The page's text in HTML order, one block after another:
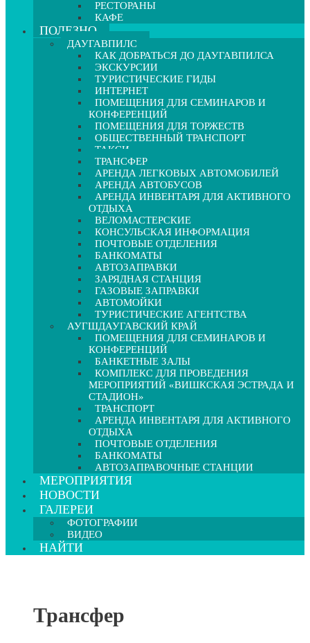
РЕСТОРАНЫ
КАФЕ
ПОЛЕЗНО
ДАУГАВПИЛС
КАК ДОБРАТЬСЯ ДО ДАУГАВПИЛСА
ЭКСКУРСИИ
ТУРИСТИЧЕСКИЕ ГИДЫ
ИНТЕРНЕТ
ПОМЕЩЕНИЯ ДЛЯ СЕМИНАРОВ И
КОНФЕРЕНЦИЙ
ПОМЕЩЕНИЯ ДЛЯ ТОРЖЕСТВ
ОБЩЕСТВЕННЫЙ ТРАНСПОРТ
ТАКСИ
ТРАНСФЕР
АРЕНДА ЛЕГКОВЫХ АВТОМОБИЛЕЙ
АРЕНДА АВТОБУСОВ
АРЕНДА ИНВЕНТАРЯ ДЛЯ АКТИВНОГО
ОТДЫХА
ВЕЛОМАСТЕРСКИЕ
КОНСУЛЬСКАЯ ИНФОРМАЦИЯ
ПОЧТОВЫЕ ОТДЕЛЕНИЯ
БАНКОМАТЫ
АВТОЗАПРАВКИ
ЗАРЯДНАЯ СТАНЦИЯ
ГАЗОВЫЕ ЗАПРАВКИ
АВТОМОЙКИ
ТУРИСТИЧЕСКИЕ АГЕНТСТВА
АУГШДАУГАВСКИЙ КРАЙ
ПОМЕЩЕНИЯ ДЛЯ СЕМИНАРОВ И
КОНФЕРЕНЦИЙ
БАНКЕТНЫЕ ЗАЛЫ
КОМПЛЕКС ДЛЯ ПРОВЕДЕНИЯ
МЕРОПРИЯТИЙ «ВИШКСКАЯ ЭСТРАДА И
СТАДИОН»
ТРАНСПОРТ
АРЕНДА ИНВЕНТАРЯ ДЛЯ АКТИВНОГО
ОТДЫХА
ПОЧТОВЫЕ ОТДЕЛЕНИЯ
БАНКОМАТЫ
АВТОЗАПРАВОЧНЫЕ СТАНЦИИ
МЕРОПРИЯТИЯ
НОВОСТИ
ГАЛЕРЕИ
ФОТОГРАФИИ
ВИДЕО
НАЙТИ
Трансфер